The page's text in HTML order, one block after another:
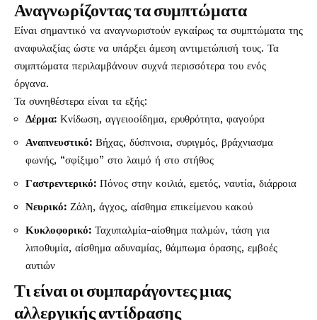
Αναγνωρίζοντας τα συμπτώματα
Είναι σημαντικό να αναγνωριστούν εγκαίρως τα συμπτώματα της
αναφυλαξίας ώστε να υπάρξει άμεση αντιμετώπισή τους. Τα
συμπτώματα περιλαμβάνουν συχνά περισσότερα του ενός
όργανα.
Τα συνηθέστερα είναι τα εξής:
Δέρμα: Κνίδωση, αγγειοοίδημα, ερυθρότητα, φαγούρα
Αναπνευστικό: Βήχας, δύσπνοια, συριγμός, βράχνιασμα
φωνής, “σφίξιμο” στο λαιμό ή στο στήθος
Γαστρεντερικό: Πόνος στην κοιλιά, εμετός, ναυτία, διάρροια
Νευρικό: Ζάλη, άγχος, αίσθημα επικείμενου κακού
Κυκλοφορικό: Ταχυπαλμία-αίσθημα παλμών, τάση για
λιποθυμία, αίσθημα αδυναμίας, θάμπωμα όρασης, εμβοές
αυτιών
Τι είναι οι συμπαράγοντες μιας
αλλεργικής αντίδρασης